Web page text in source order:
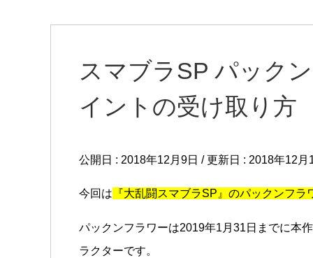
スマブラSP パック
イントの受け取り方
公開日 : 2018年12月9日 / 更新日 : 2018年12月
今回は 『大乱闘スマブラSP』のパックンフ
パックンフラワーは2019年1月31日までに本
ラクターです。